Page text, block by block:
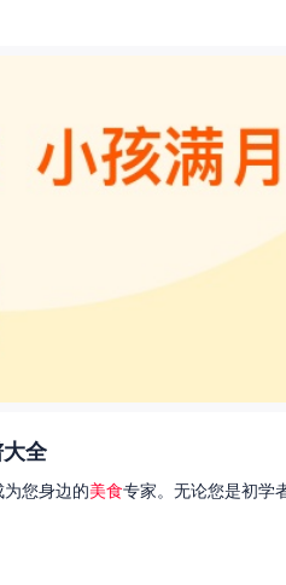
全
您身边的美食专家。无论您是初学